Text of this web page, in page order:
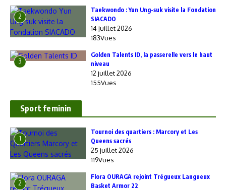
2
Taekwondo : Yun Ung-suk visite la Fondation
SIACADO
14 juillet 2026
183Vues
3
Golden Talents ID, la passerelle vers le haut
niveau
12 juillet 2026
155Vues
Sport feminin
1
‎Tournoi des quartiers : Marcory et Les
Queens sacrés
25 juillet 2026
119Vues
2
Flora OURAGA rejoint Trégueux Langueux
Basket Armor 22